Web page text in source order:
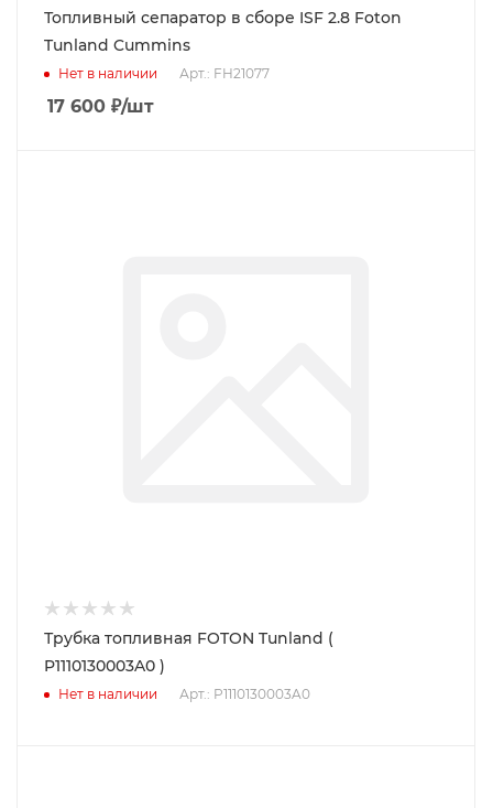
Топливный сепаратор в сборе ISF 2.8 Foton
Tunland Cummins
Нет в наличии Арт.: FH21077
17 600 ₽/шт
Трубка топливная FOTON Tunland (
P1110130003A0 )
Нет в наличии Арт.: P1110130003A0